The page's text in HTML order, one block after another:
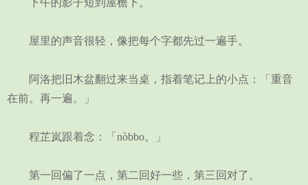
下午的影子短到屋檐下。
屋里的声音很轻，像把每个字都先过一遍手。
阿洛把旧木盆翻过来当桌，指着笔记上的小点：「重音
在前。再一遍。」
程芷岚跟着念：「nòbbo。」
第一回偏了一点，第二回好一些，第三回对了。